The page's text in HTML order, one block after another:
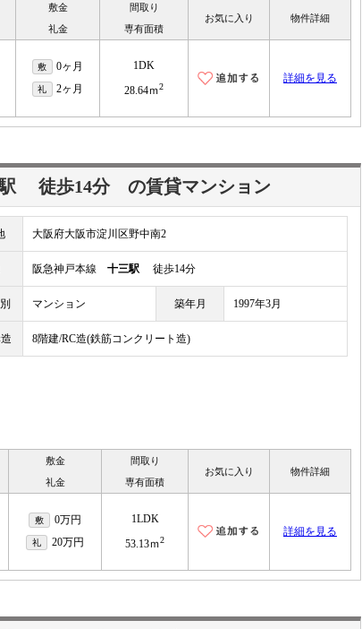
敷金
礼金
間取り
専有面積
お気に入り 物件詳細
敷 0ヶ月
礼 2ヶ月
1DK
28.64ｍ2
詳細を見る
駅 徒歩14分 の賃貸マンション
大阪府大阪市淀川区野中南2
阪急神戸本線 十三駅 徒歩14分
マンション 築年月 1997年3月
8階建/RC造(鉄筋コンクリート造)
敷金
礼金
間取り
専有面積
お気に入り 物件詳細
敷 0万円
礼 20万円
1LDK
53.13ｍ2
詳細を見る